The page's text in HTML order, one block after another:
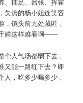
、插足、嚣张、挥霍
失势的杨小姐连笑容
镜头前无处藏匿，
嬅这样难看啊——
人气场都弱下去，
又能一路红下去？即
，吃多少喝多少，